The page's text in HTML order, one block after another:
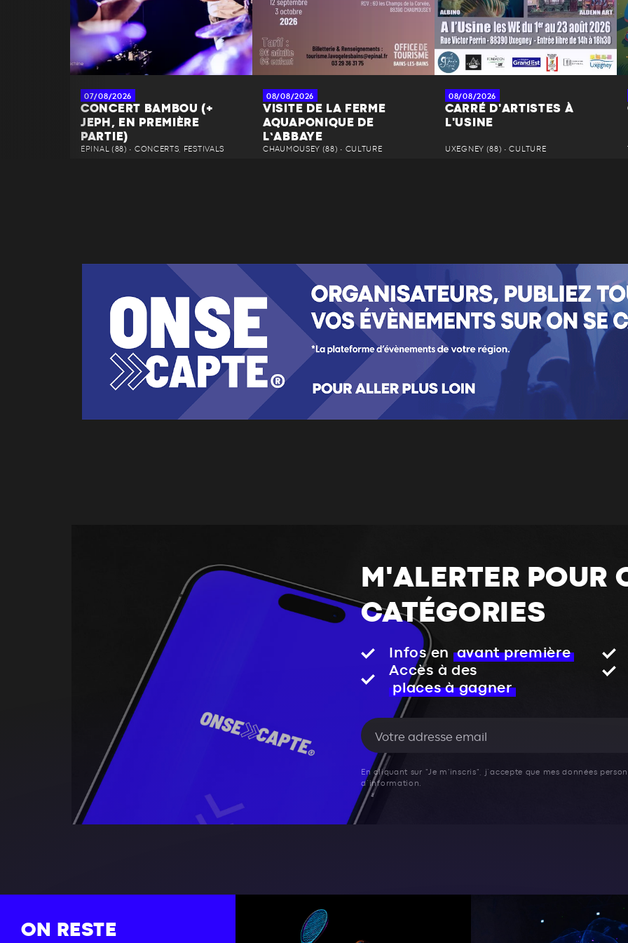
07/08/2026
CONCERT BAMBOU (+
JEPH, EN PREMIÈRE
PARTIE)
ÉPINAL (88) • CONCERTS, FESTIVALS
08/08/2026
VISITE DE LA FERME
AQUAPONIQUE DE
L’ABBAYE
CHAUMOUSEY (88) • CULTURE
08/08/2026
CARRÉ D'ARTISTES À
L'USINE
UXEGNEY (88) • CULTURE
M'ALERTER POUR
CATÉGORIES
Infos en
avant première
Accès à des
places à gagner
En cliquant sur "Je m'inscris", j’accepte que mes données
d’information.
ON RESTE